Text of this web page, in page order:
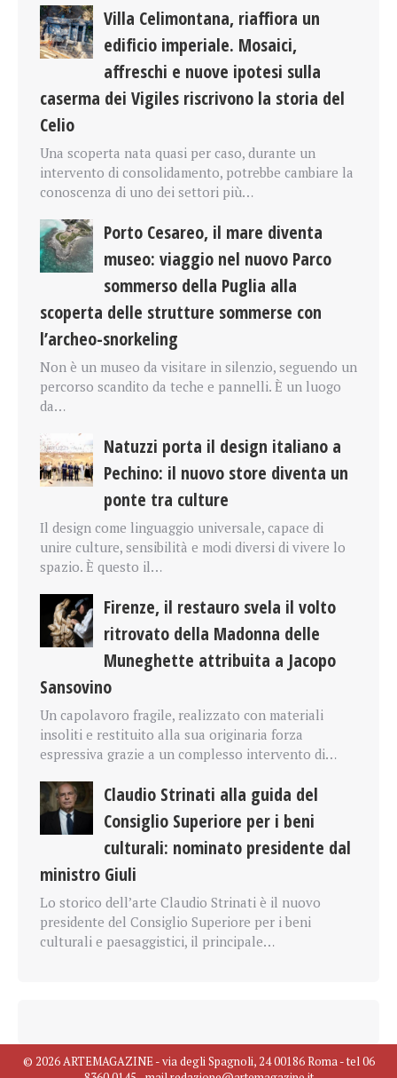
Villa Celimontana, riaffiora un
edificio imperiale. Mosaici,
affreschi e nuove ipotesi sulla
caserma dei Vigiles riscrivono la storia del
Celio
Una scoperta nata quasi per caso, durante un
intervento di consolidamento, potrebbe cambiare la
conoscenza di uno dei settori più…
Porto Cesareo, il mare diventa
museo: viaggio nel nuovo Parco
sommerso della Puglia alla
scoperta delle strutture sommerse con
l’archeo-snorkeling
Non è un museo da visitare in silenzio, seguendo un
percorso scandito da teche e pannelli. È un luogo
da…
Natuzzi porta il design italiano a
Pechino: il nuovo store diventa un
ponte tra culture
Il design come linguaggio universale, capace di
unire culture, sensibilità e modi diversi di vivere lo
spazio. È questo il…
Firenze, il restauro svela il volto
ritrovato della Madonna delle
Muneghette attribuita a Jacopo
Sansovino
Un capolavoro fragile, realizzato con materiali
insoliti e restituito alla sua originaria forza
espressiva grazie a un complesso intervento di…
Claudio Strinati alla guida del
Consiglio Superiore per i beni
culturali: nominato presidente dal
ministro Giuli
Lo storico dell’arte Claudio Strinati è il nuovo
presidente del Consiglio Superiore per i beni
culturali e paesaggistici, il principale…
© 2026 ARTEMAGAZINE - via degli Spagnoli, 24 00186 Roma - tel 06